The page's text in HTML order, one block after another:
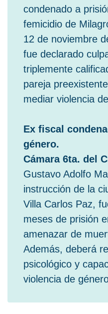
condenado a
femicidio de
12 de noviembre
fue declarado
triplemente
pareja
mediar violencia
Ex fiscal
género.
Cámara 6ta. del
Gustavo Adolfo
instrucción de la
Villa Carlos Paz,
meses de prisión
amenazar de
Además, deberá
psicológico y
violencia de